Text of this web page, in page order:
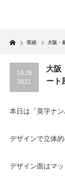
Home
実績 大阪・
10.26
2021
大阪
ート
本日は「英字ナ
デザインで立体
デザイン面はマ